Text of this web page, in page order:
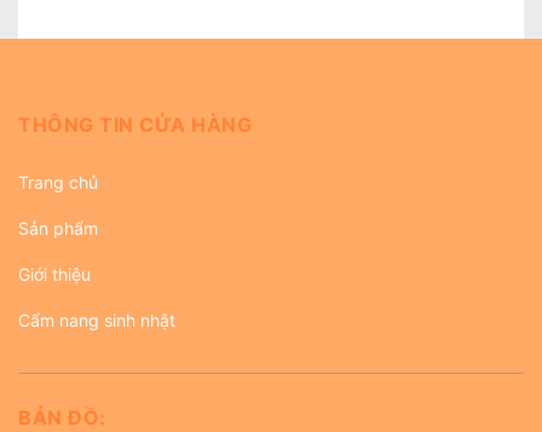
THÔNG TIN CỬA HÀNG
Trang chủ
Sản phẩm
Giới thiệu
Cẩm nang sinh nhật
BẢN ĐỒ: